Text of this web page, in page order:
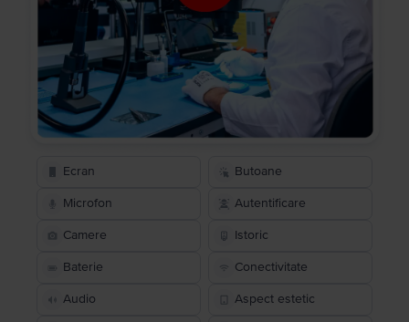
Ecran Butoane
Microfon Autentificare
Camere Istoric
Baterie Conectivitate
Audio Aspect estetic